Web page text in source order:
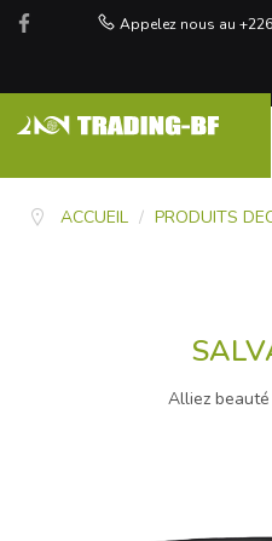
Appelez nous au
ACCUEIL / PRODUITS
Alliez